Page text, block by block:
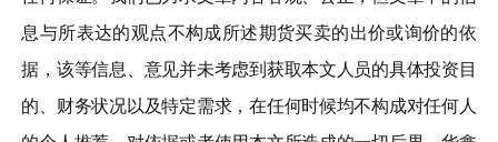
息与所表达的观点不构成所述期货买卖的出价或询价的依
据，该等信息、意见并未考虑到获取本文人员的具体投资目
的、财务状况以及特定需求，在任何时候均不构成对任何人